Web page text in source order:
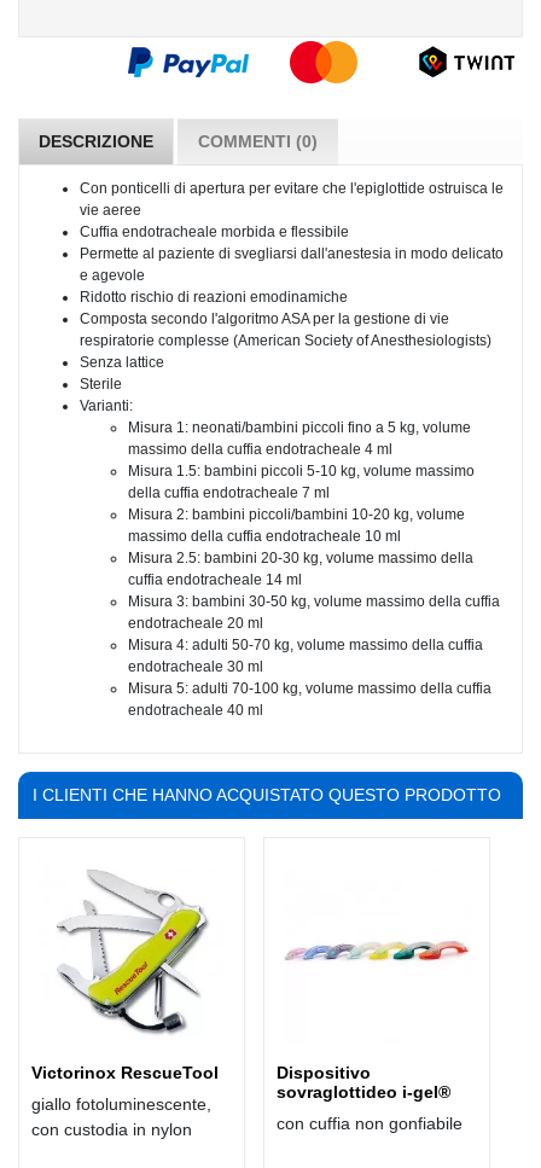
DESCRIZIONE COMMENTI (0)
Con ponticelli di apertura per evitare che l'epiglottide ostruisca le
vie aeree
Cuffia endotracheale morbida e flessibile
Permette al paziente di svegliarsi dall'anestesia in modo delicato
e agevole
Ridotto rischio di reazioni emodinamiche
Composta secondo l'algoritmo ASA per la gestione di vie
respiratorie complesse (American Society of Anesthesiologists)
Senza lattice
Sterile
Varianti:
Misura 1: neonati/bambini piccoli fino a 5 kg, volume
massimo della cuffia endotracheale 4 ml
Misura 1.5: bambini piccoli 5-10 kg, volume massimo
della cuffia endotracheale 7 ml
Misura 2: bambini piccoli/bambini 10-20 kg, volume
massimo della cuffia endotracheale 10 ml
Misura 2.5: bambini 20-30 kg, volume massimo della
cuffia endotracheale 14 ml
Misura 3: bambini 30-50 kg, volume massimo della cuffia
endotracheale 20 ml
Misura 4: adulti 50-70 kg, volume massimo della cuffia
endotracheale 30 ml
Misura 5: adulti 70-100 kg, volume massimo della cuffia
endotracheale 40 ml
I CLIENTI CHE HANNO ACQUISTATO QUESTO PRODOTTO
Victorinox RescueTool
giallo fotoluminescente,
con custodia in nylon
Dispositivo
sovraglottideo i-gel®
con cuffia non gonfiabile